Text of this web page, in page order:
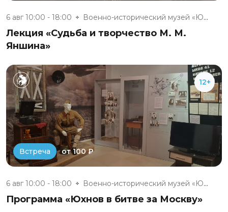
6 авг 10:00 - 18:00 Военно-исторический музей «Юхн...
Лекция «Судьба и творчество М. М.
Яншина»
12+
Встреча от 100 ₽
6 авг 10:00 - 18:00 Военно-исторический музей «Юхн...
Программа «Юхнов в битве за Москву»